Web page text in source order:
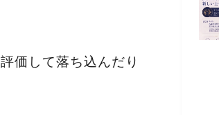
価して落ち込んだり